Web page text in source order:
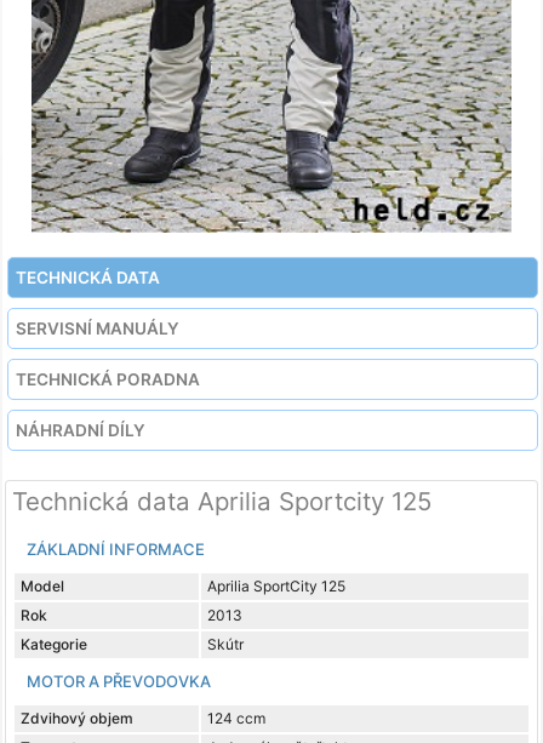
TECHNICKÁ DATA
SERVISNÍ MANUÁLY
TECHNICKÁ PORADNA
NÁHRADNÍ DÍLY
Technická data Aprilia Sportcity 125
ZÁKLADNÍ INFORMACE
Model
Aprilia SportCity 125
Rok
2013
Kategorie
Skútr
MOTOR A PŘEVODOVKA
Zdvihový objem
124 ccm